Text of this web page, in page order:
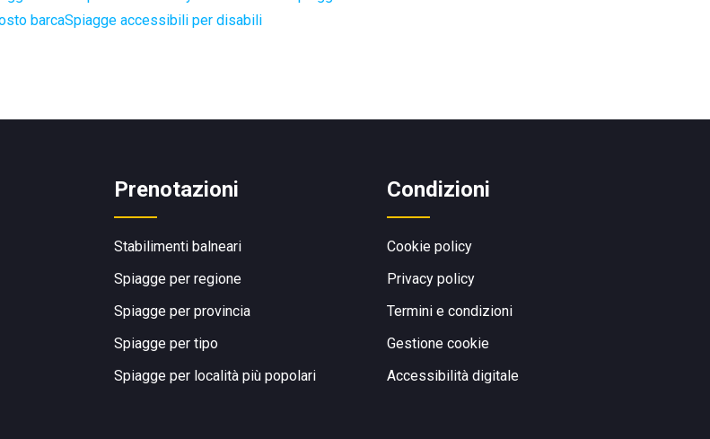
barcaSpiagge accessibili per disabili
Prenotazioni
Stabilimenti balneari
Spiagge per regione
Spiagge per provincia
Spiagge per tipo
Spiagge per località più popolari
Condizioni
Cookie policy
Privacy policy
Termini e condizioni
Gestione cookie
Accessibilità digitale